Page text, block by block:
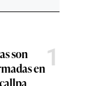
son
en1